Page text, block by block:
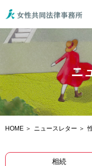
ニ
HOME ニュースレター
相続